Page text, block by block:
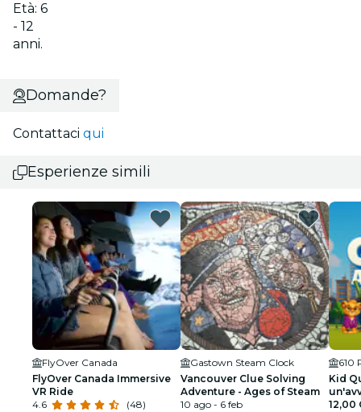
Età: 6
- 12
anni.
Domande?
Contattaci qui
Esperienze simili
FlyOver Canada
FlyOver Canada Immersive
VR Ride
4.6
(48)
Gastown Steam Clock
Vancouver Clue Solving
Adventure - Ages of Steam
10 ago - 6 feb
Kid
per
12,00